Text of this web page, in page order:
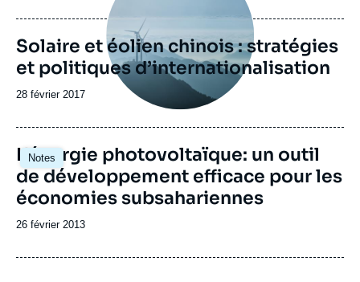
publication
Solaire et éolien chinois : stratégies
et politiques d’internationalisation
Date
publication
28 février 2017
Notes
L'énergie photovoltaïque: un outil
de développement efficace pour les
économies subsahariennes
Date
publication
26 février 2013